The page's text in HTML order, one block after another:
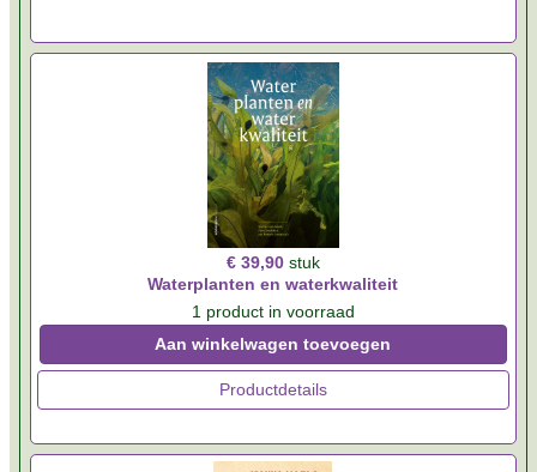
€ 39,90 stuk
Waterplanten en waterkwaliteit
1 product in voorraad
Aan winkelwagen toevoegen
Productdetails